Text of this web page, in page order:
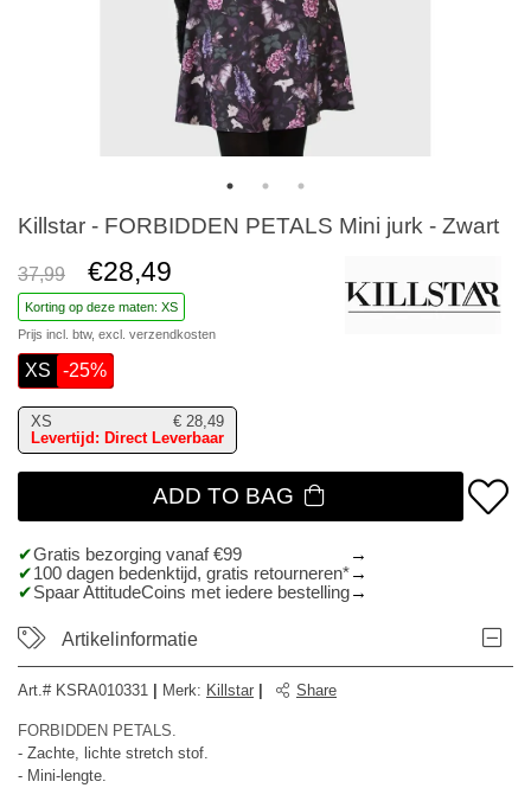
Killstar - FORBIDDEN PETALS Mini jurk - Zwart
37,99 €28,49
Korting op deze maten: XS
Prijs incl. btw, excl. verzendkosten
XS -25%
XS € 28,49
Levertijd: Direct Leverbaar
ADD TO BAG
Gratis bezorging vanaf €99
100 dagen bedenktijd, gratis retourneren*
Spaar AttitudeCoins met iedere bestelling
Artikelinformatie
Art.# KSRA010331 Merk: Killstar Share
FORBIDDEN PETALS.
- Zachte, lichte stretch stof.
- Mini-lengte.